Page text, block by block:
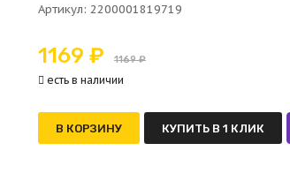
Артикул: 2200001819719
1169 ₽ 1169 ₽
есть в наличии
В КОРЗИНУ КУПИТЬ В 1 КЛИК